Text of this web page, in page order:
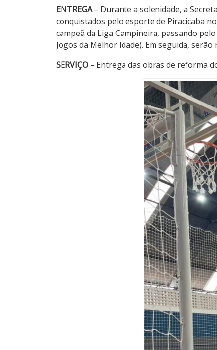
ENTREGA– Durante a solenidade, a
conquistados pelo esporte de Piracicaba
campeã da Liga Campineira, passando
Jogos da Melhor Idade). Em seguida,
SERVIÇO – Entrega das obras de reforma